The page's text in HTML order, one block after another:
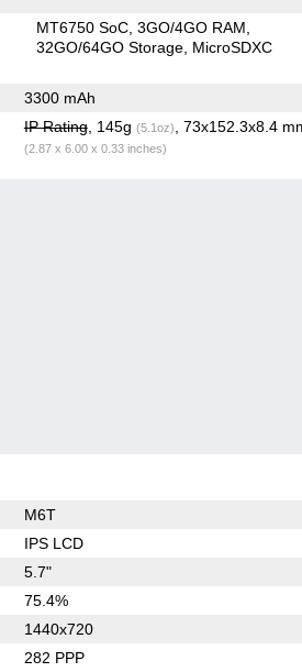
MT6750 SoC 3GO/4GO RAM
32GO/64GO Storage MicroSDXC
3300 mAh
IP Rating, 145g (5.1oz) , 73x152.3x8.4
(2.87 x 6.00 x 0.33 inches)
M6T
IPS LCD
5.7"
75.4%
1440x720
282 PPP